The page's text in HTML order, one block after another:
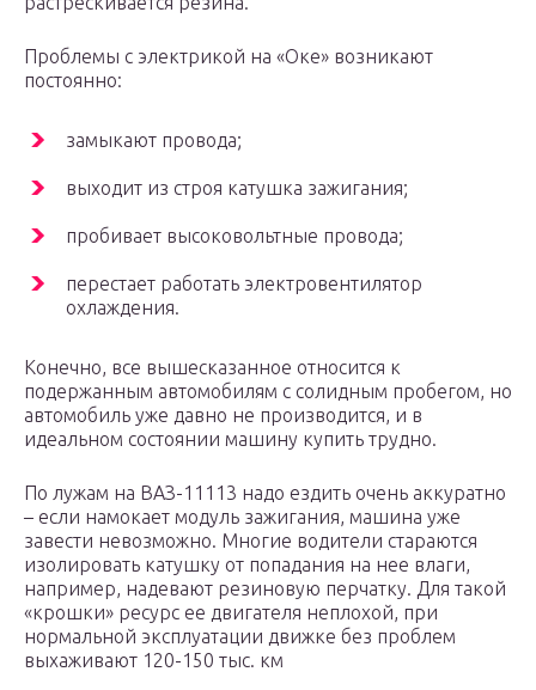
Проблемы с электрикой на «Оке» возникают
постоянно:
замыкают провода;
выходит из строя катушка зажигания;
пробивает высоковольтные провода;
перестает работать электровентилятор
охлаждения.
Конечно, все вышесказанное относится к
подержанным автомобилям с солидным пробегом, но
автомобиль уже давно не производится, и в
идеальном состоянии машину купить трудно.
По лужам на ВАЗ-11113 надо ездить очень аккуратно
– если намокает модуль зажигания, машина уже
завести невозможно. Многие водители стараются
изолировать катушку от попадания на нее влаги,
например, надевают резиновую перчатку. Для такой
«крошки» ресурс ее двигателя неплохой, при
нормальной эксплуатации движке без проблем
выхаживают 120-150 тыс. км